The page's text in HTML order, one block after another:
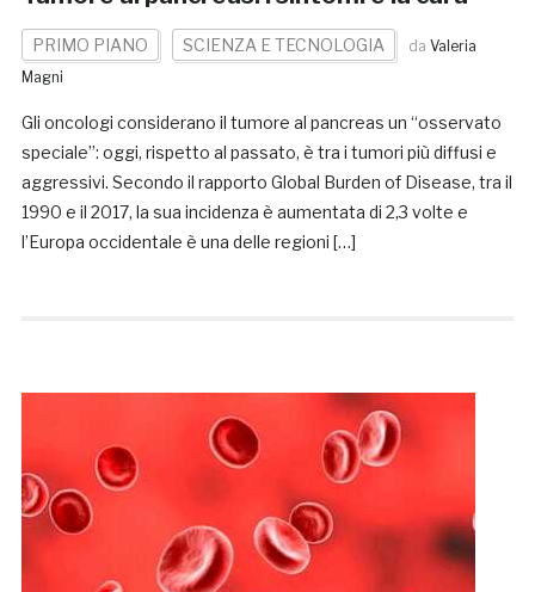
PRIMO PIANO SCIENZA E TECNOLOGIA da Valeria
Magni
Gli oncologi considerano il tumore al pancreas un “osservato
speciale”: oggi, rispetto al passato, è tra i tumori più diffusi e
aggressivi. Secondo il rapporto Global Burden of Disease, tra il
1990 e il 2017, la sua incidenza è aumentata di 2,3 volte e
l’Europa occidentale è una delle regioni […]